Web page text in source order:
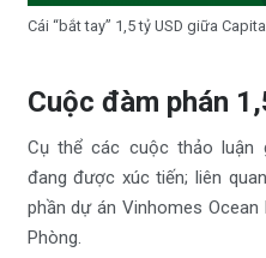
Cái “bắt tay” 1,5 tỷ USD giữa
Cuộc đàm phán
Cụ thể các cuộc thảo luận
đang được xúc tiến; liên
phần dự án Vinhomes
Phòng.